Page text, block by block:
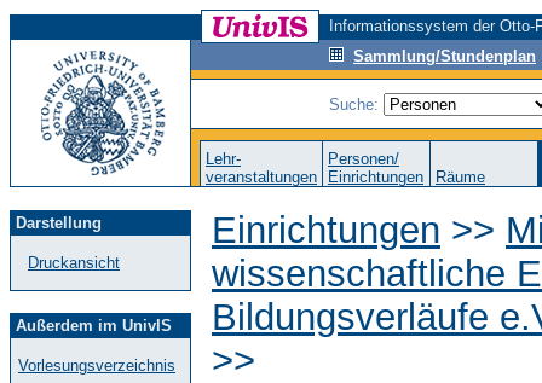
Informationssystem der
Sammlung/Stundenplan
Suche:
Lehr-
veranstaltungen
Personen/
Einrichtungen
Räume
Darstellung
Druckansicht
Außerdem im UnivIS
Vorlesungsverzeichnis
Einrichtungen >>
wissenschaftliche
Bildungsverläufe
>>